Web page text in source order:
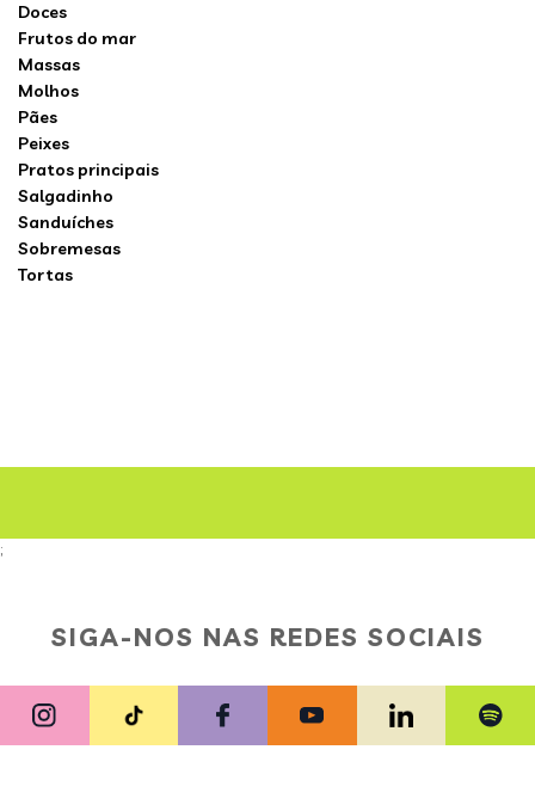
Doces
Frutos do mar
Massas
Molhos
Pães
Peixes
Pratos principais
Salgadinho
Sanduíches
Sobremesas
Tortas
;
SIGA-NOS NAS REDES SOCIAIS